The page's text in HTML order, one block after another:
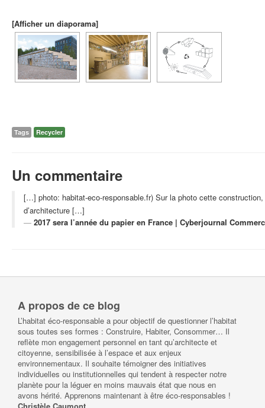
[Afficher un diaporama]
Tags Recycler
Un commentaire
[…] photo: habitat-eco-responsable.fr) Sur la photo cette
d’architecture […]
2017 sera l’année du papier en France | Cyberjournal
A propos de ce blog
L’habitat éco-responsable a pour objectif de questionner l’habitat
sous toutes ses formes : Construire, Habiter, Consommer… Il
reflète mon engagement personnel en tant qu’architecte et
citoyenne, sensibilisée à l’espace et aux enjeux
environnementaux. Il souhaite témoigner des initiatives
individuelles ou institutionnelles qui tendent à respecter notre
planète pour la léguer en moins mauvais état que nous en
avons hérité. Apprenons maintenant à être éco-responsables !